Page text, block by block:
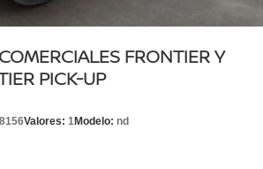
FRONTIER Y
PICK-UP
Valores: 1Modelo: nd